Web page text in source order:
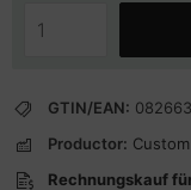
GTIN/EAN:
Productor:
Rechnungskauf